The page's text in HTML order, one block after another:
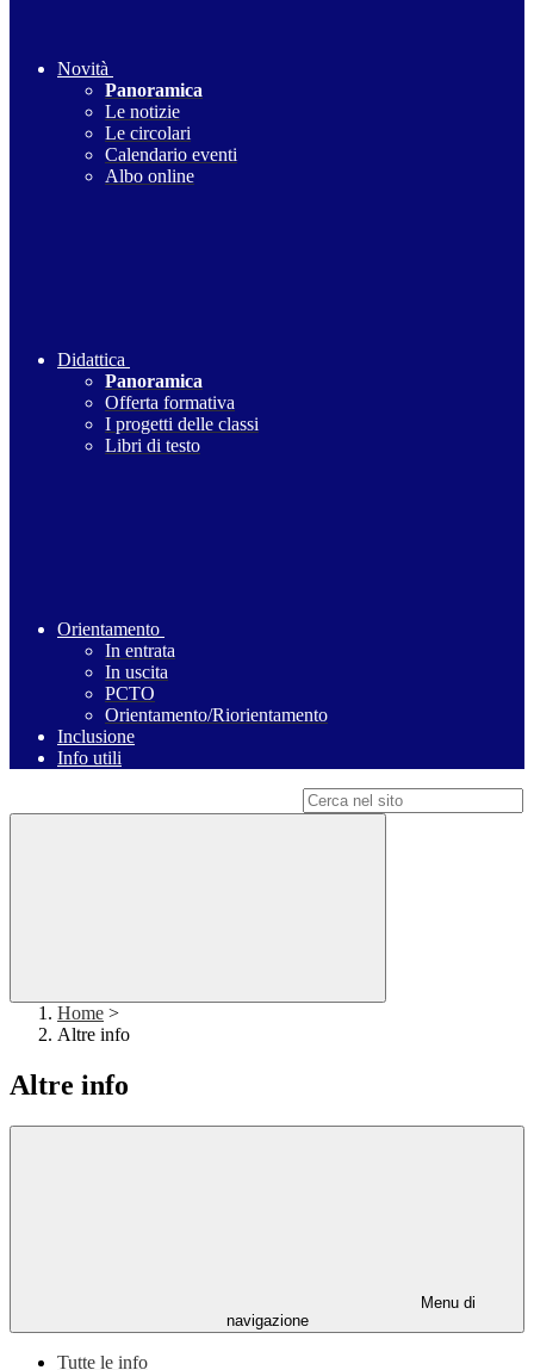
Novità
Panoramica
Le notizie
Le circolari
Calendario eventi
Albo online
Didattica
Panoramica
Offerta formativa
I progetti delle classi
Libri di testo
Orientamento
In entrata
In uscita
PCTO
Orientamento/Riorientamento
Inclusione
Info utili
Home >
Altre info
Altre info
Menu di
navigazione
Tutte le info